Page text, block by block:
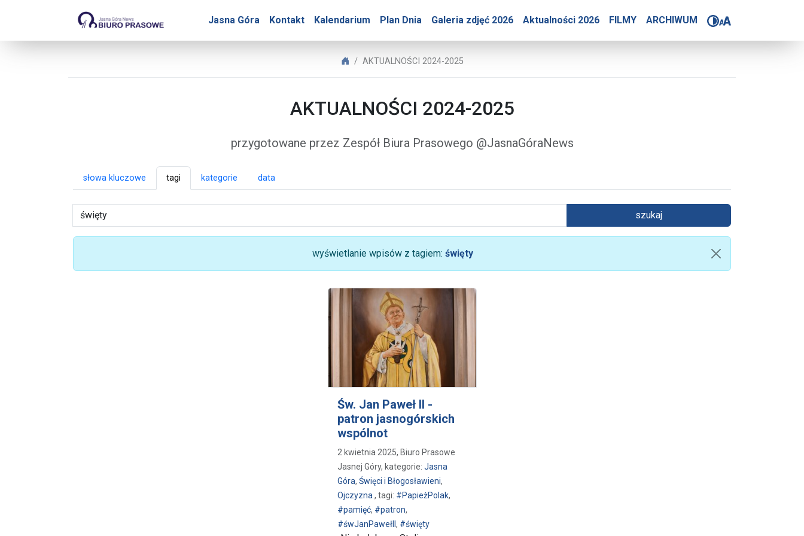
Jasna Góra Kontakt Kalendarium Plan Dnia Galeria zdjęć 2026 Aktualności 2026 FILMY ARCHIWUM
Biuro Prasowe Jasnej Góry – AKTUALNOŚCI 2024-2025
Biuro Prasowe Jasnej Góry
AKTUALNOŚCI 2024-2025
AKTUALNOŚCI 2024-2025
przygotowane przez Zespół Biura Prasowego @JasnaGóraNews
słowa kluczowe tagi kategorie data
szukaj
wyświetlanie wpisów z tagiem: święty
Św. Jan Paweł II -
patron jasnogórskich
wspólnot
2 kwietnia 2025, Biuro Prasowe
Jasnej Góry, kategorie: Jasna
Góra, Święci i Błogosławieni,
Ojczyzna , tagi: #PapieżPolak,
#pamięć, #patron,
#śwJanPawełII , #święty